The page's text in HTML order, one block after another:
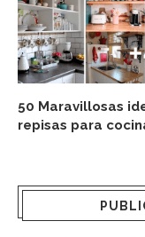
50 Maravillosas
repisas para